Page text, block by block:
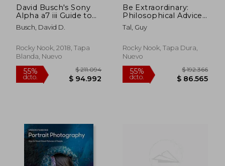
David Busch's Sony
Alpha a7 iii Guide to
Digital Photography
(en Inglés)
Busch, David D.
Rocky Nook, 2018, Tapa
Blanda, Nuevo
Be Extraordinary:
Philosophical Advice
for Photographic and
Other Artists (en
Tal, Guy
Rocky Nook, Tapa Dura,
Nuevo